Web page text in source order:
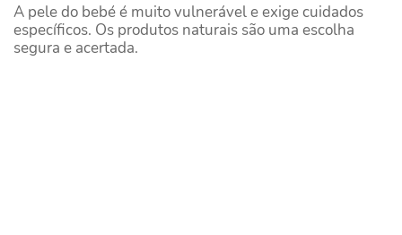
A pele do bebé é muito vulnerável e exige cuidados
específicos. Os produtos naturais são uma escolha
segura e acertada.